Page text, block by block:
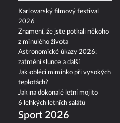
Karlovarský filmový festival
2026
Znamení, že jste potkali někoho
z minulého života
Astronomické úkazy 2026:
zatmění slunce a další
Jak obléci miminko při vysokých
teplotách?
Jak na dokonalé letní mojito
6 lehkých letních salátů
Sport 2026